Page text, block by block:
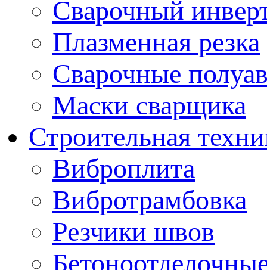
Сварочный
Плазменная резка
Сварочные
Маски сварщика
Строительная
Виброплита
Вибротрамбовка
Резчики швов